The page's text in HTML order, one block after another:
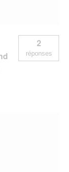
2
réponses